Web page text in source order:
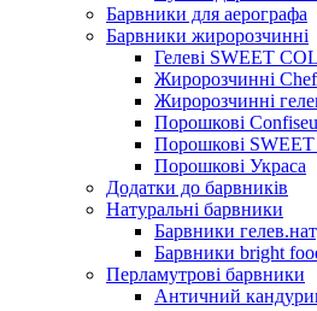
Барвники для аерографа
Барвники жиророзчинні
Гелеві SWEET
Жиророзчинні
Жиророзчинні
Порошкові
Порошкові
Порошкові Украса
Додатки до барвників
Натуральні барвники
Барвники
Барвники bright
Перламутрові барвники
Античний